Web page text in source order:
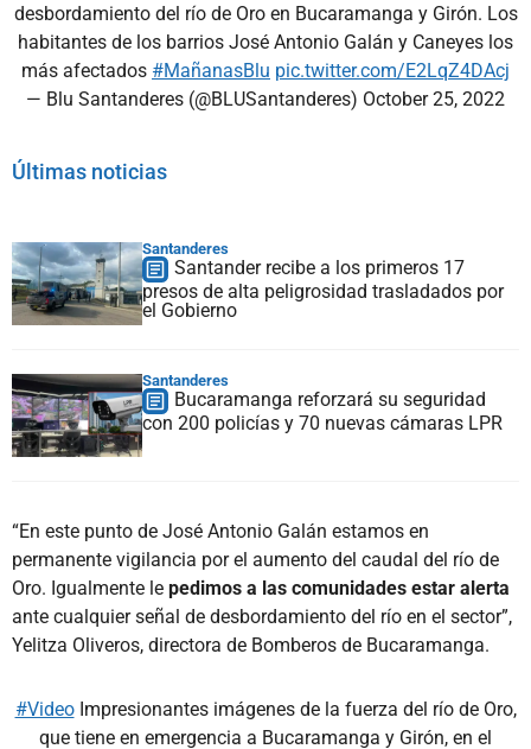
desbordamiento del río de Oro en Bucaramanga y Girón. Los
habitantes de los barrios José Antonio Galán y Caneyes los
más afectados #MañanasBlu pic.twitter.com/E2LqZ4DAcj
— Blu Santanderes (@BLUSantanderes) October 25, 2022
Últimas noticias
Santanderes
Santander recibe a los primeros 17
presos de alta peligrosidad trasladados por
el Gobierno
Santanderes
Bucaramanga reforzará su seguridad
con 200 policías y 70 nuevas cámaras LPR
“En este punto de José Antonio Galán estamos en
permanente vigilancia por el aumento del caudal del río de
Oro. Igualmente le pedimos a las comunidades estar alerta
ante cualquier señal de desbordamiento del río en el sector”,
Yelitza Oliveros, directora de Bomberos de Bucaramanga.
#VideoImpresionantes imágenes de la fuerza del río de Oro,
que tiene en emergencia a Bucaramanga y Girón, en el